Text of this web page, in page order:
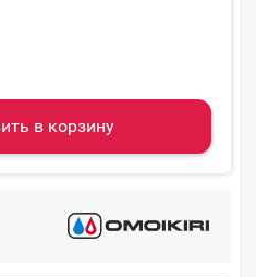
в корзину